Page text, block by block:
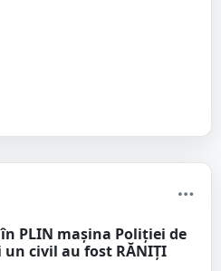
PLIN mașina Poliției de
civil au fost RĂNIȚI